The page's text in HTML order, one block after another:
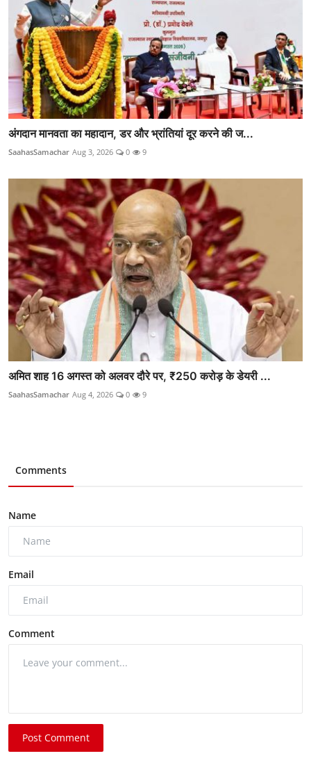
अंगदान मानवता का महादान, डर और भ्रांतियां दूर करने की ज...
SaahasSamachar Aug 3, 2026 0 9
अमित शाह 16 अगस्त को अलवर दौरे पर, ₹250 करोड़ के डेयरी ...
SaahasSamachar Aug 4, 2026 0 9
Comments
Name
Email
Comment
Post Comment